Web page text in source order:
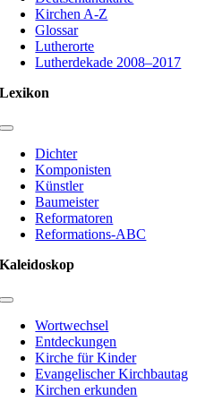
Kirchen A-Z
Glossar
Lutherorte
Lutherdekade 2008–2017
Lexikon
Toggle
Navigation
Dichter
Komponisten
Künstler
Baumeister
Reformatoren
Reformations-ABC
Kaleidoskop
Toggle
NavigationWortwechsel
Entdeckungen
Kirche für Kinder
Evangelischer Kirchbautag
Kirchen erkunden